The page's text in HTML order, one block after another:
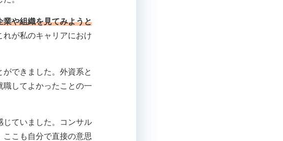
業や組織を見てみようと
れが私のキャリアにおけ
できました。外資系と
してよかったことの一
じていました。コンサル
ここも自分で直接の意思